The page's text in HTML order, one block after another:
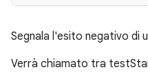
Segnala l'esito negativo di
Verrà chiamato tra